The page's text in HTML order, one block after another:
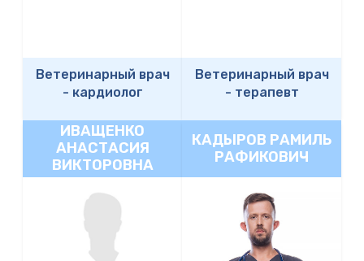
Ветеринарный врач
- кардиолог
Ветеринарный врач
- терапевт
ИВАЩЕНКО
АНАСТАСИЯ
ВИКТОРОВНА
КАДЫРОВ РАМИЛЬ
РАФИКОВИЧ